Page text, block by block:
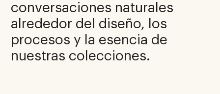
conversaciones naturales
alrededor del diseño, los
procesos y la esencia de
nuestras colecciones.